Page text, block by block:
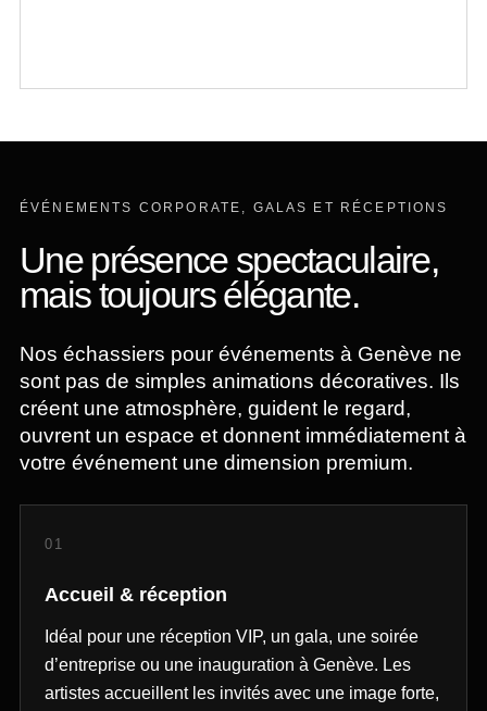
ÉVÉNEMENTS CORPORATE, GALAS ET RÉCEPTIONS
Une présence spectaculaire,
mais toujours élégante.
Nos échassiers pour événements à Genève ne
sont pas de simples animations décoratives. Ils
créent une atmosphère, guident le regard,
ouvrent un espace et donnent immédiatement à
votre événement une dimension premium.
01
Accueil & réception
Idéal pour une réception VIP, un gala, une soirée
d’entreprise ou une inauguration à Genève. Les
artistes accueillent les invités avec une image forte,